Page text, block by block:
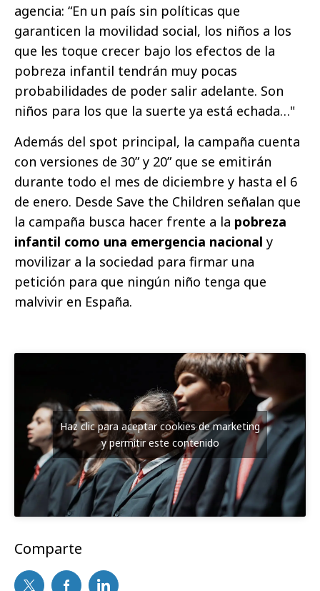
agencia: “En un país sin políticas que
garanticen la movilidad social, los niños a los
que les toque crecer bajo los efectos de la
pobreza infantil tendrán muy pocas
probabilidades de poder salir adelante. Son
niños para los que la suerte ya está echada…"
Además del spot principal, la campaña cuenta
con versiones de 30” y 20” que se emitirán
durante todo el mes de diciembre y hasta el 6
de enero. Desde Save the Children señalan que
la campaña busca hacer frente a la pobreza
infantil como una emergencia nacional y
movilizar a la sociedad para firmar una
petición para que ningún niño tenga que
malvivir en España.
Haz clic para aceptar cookies de marketing
y permitir este contenido
Comparte